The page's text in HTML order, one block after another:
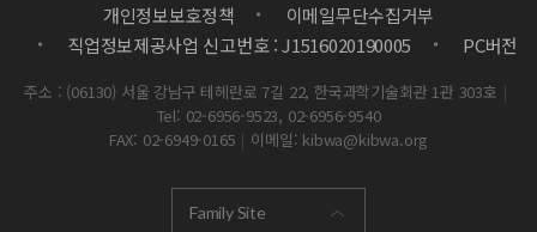
개인정보보호정책
이메일무단수집거부
직업정보제공사업 신고번호 : J1516020190005
PC버전
주소 : (06130) 서울 강남구 테헤란로 7길 22, 한국과학기술회관 1관 303호 |
Tel: 02-6956-9523, 02-6956-9540
FAX: 02-6949-0165 | 이메일: kibwa@kibwa.org
Family Site